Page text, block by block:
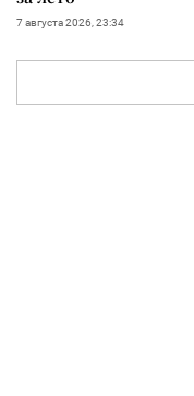
7 августа 2026, 23:34